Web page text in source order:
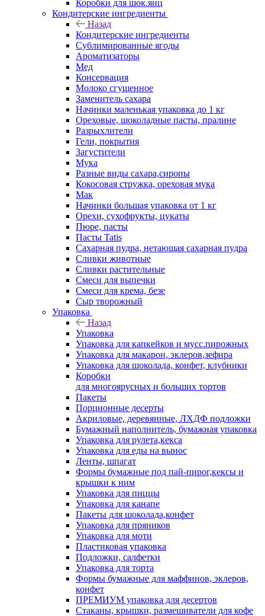
Коробки для шок.яиц
Кондитерские ингредиенты
Назад
Кондитерские ингредиенты
Сублимированные ягоды
Ароматизаторы
Мед
Консервация
Молоко сгущенное
Заменитель сахара
Начинки маленькая упаковка до 1 кг
Ореховые, шоколадные пасты, пралине
Разрыхлители
Гели, покрытия
Загустители
Мука
Разные виды сахара,сиропы
Кокосовая стружка, ореховая мука
Мак
Начинки большая упаковка от 1 кг
Орехи, сухофрукты, цукаты
Пюре, пасты
Пасты Tatis
Сахарная пудра, нетающая сахарная пудра
Сливки животные
Сливки растительные
Смеси для выпечки
Смеси для крема, безе
Сыр творожный
Упаковка
Назад
Упаковка
Упаковка для капкейков и мусс.пирожных
Упаковка для макарон, эклеров,зефира
Упаковка для шоколада, конфет, клубники
Коробки
для многоярусных и больших тортов
Пакеты
Порционные десерты
Акриловые, деревянные, ЛХДФ подложки
Бумажный наполнитель, бумажная упаковка
Упаковка для рулета,кекса
Упаковка для еды на вынос
Ленты, шпагат
Формы бумажные под пай-пирог,кексы и
крышки к ним
Упаковка для пиццы
Упаковка для канапе
Пакеты для шоколада,конфет
Упаковка для пряников
Упаковка для моти
Пластиковая упаковка
Подложки, салфетки
Упаковка для торта
Формы бумажные для маффинов, эклеров,
конфет
ПРЕМИУМ упаковка для десертов
Стаканы, крышки, размешиватели для кофе